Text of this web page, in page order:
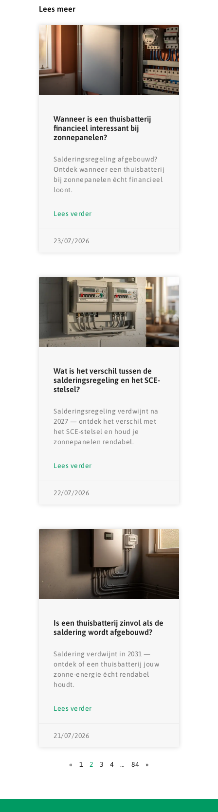
Lees meer
Wanneer is een thuisbatterij
financieel interessant bij
zonnepanelen?
Salderingsregeling afgebouwd?
Ontdek wanneer een thuisbatterij
bij zonnepanelen écht financieel
loont.
Lees verder
23/07/2026
Wat is het verschil tussen de
salderingsregeling en het SCE-
stelsel?
Salderingsregeling verdwijnt na
2027 — ontdek het verschil met
het SCE-stelsel en houd je
zonnepanelen rendabel.
Lees verder
22/07/2026
Is een thuisbatterij zinvol als de
saldering wordt afgebouwd?
Saldering verdwijnt in 2031 —
ontdek of een thuisbatterij jouw
zonne-energie écht rendabel
houdt.
Lees verder
21/07/2026
« 1 2 3 4 … 84 »